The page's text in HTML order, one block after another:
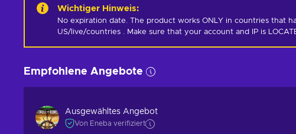
Wichtiger Hinweis:
No expiration date. The product works ONLY in countries that
US/live/countries . Make sure that your account and IP is
Empfohlene Angebote
Ausgewähltes Angebot
Von Eneba verifiziert